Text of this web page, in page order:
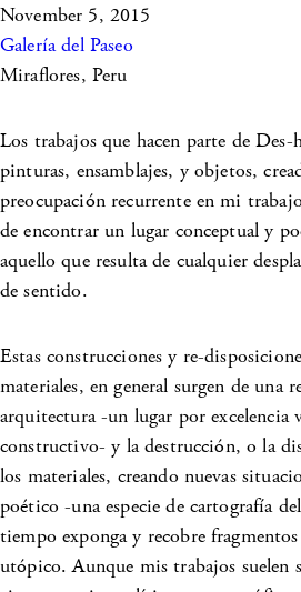
November 5, 2015
Galería del Paseo
Miraflores, Peru
Los trabajos que hacen parte de Des-
pinturas, ensamblajes, y objetos,
preocupación recurrente en mi
de encontrar un lugar conceptual y
aquello que resulta de cualquier
de sentido.
Estas construcciones y re-
materiales, en general surgen de una
arquitectura -un lugar por excelencia
constructivo- y la destrucción, o la
los materiales, creando nuevas
poético -una especie de cartografía
tiempo exponga y recobre
utópico. Aunque mis trabajos suelen